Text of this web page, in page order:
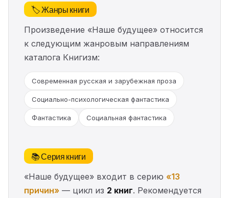
🏷️ Жанры книги
Произведение «Наше будущее» относится
к следующим жанровым направлениям
каталога Книгизм:
Современная русская и зарубежная проза
Социально-психологическая фантастика
Фантастика Социальная фантастика
📚 Серия книги
«Наше будущее» входит в серию «13
причин» — цикл из 2 книг. Рекомендуется